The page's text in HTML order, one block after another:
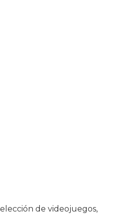
de videojuegos,